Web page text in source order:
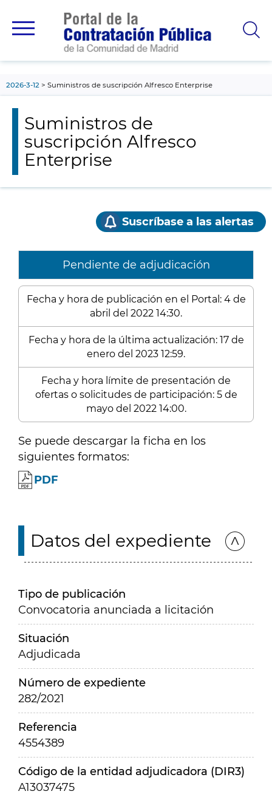
principal
2026-3-12 Suministros de suscripción Alfresco Enterprise
Suministros de
suscripción Alfresco
Enterprise
Suscríbase a las alertas
Pendiente de adjudicación
Fecha y hora de publicación en el Portal: 4 de
abril del 2022 14:30.
Fecha y hora de la última actualización: 17 de
enero del 2023 12:59.
Fecha y hora límite de presentación de
ofertas o solicitudes de participación: 5 de
mayo del 2022 14:00.
Se puede descargar la ficha en los
siguientes formatos:
PDF
Datos del expediente
Tipo de publicación
Convocatoria anunciada a licitación
Situación
Adjudicada
Número de expediente
282/2021
Referencia
4554389
Código de la entidad adjudicadora (DIR3)
A13037475